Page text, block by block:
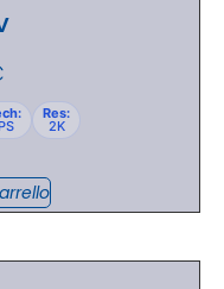
Res:
2K